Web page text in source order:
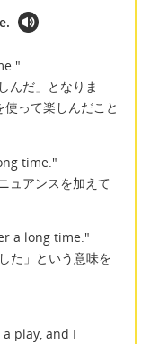
んだ」となりま
って楽しんだこと
time."
ュアンスを加えて
a long time."
た」という意味を
play, and I